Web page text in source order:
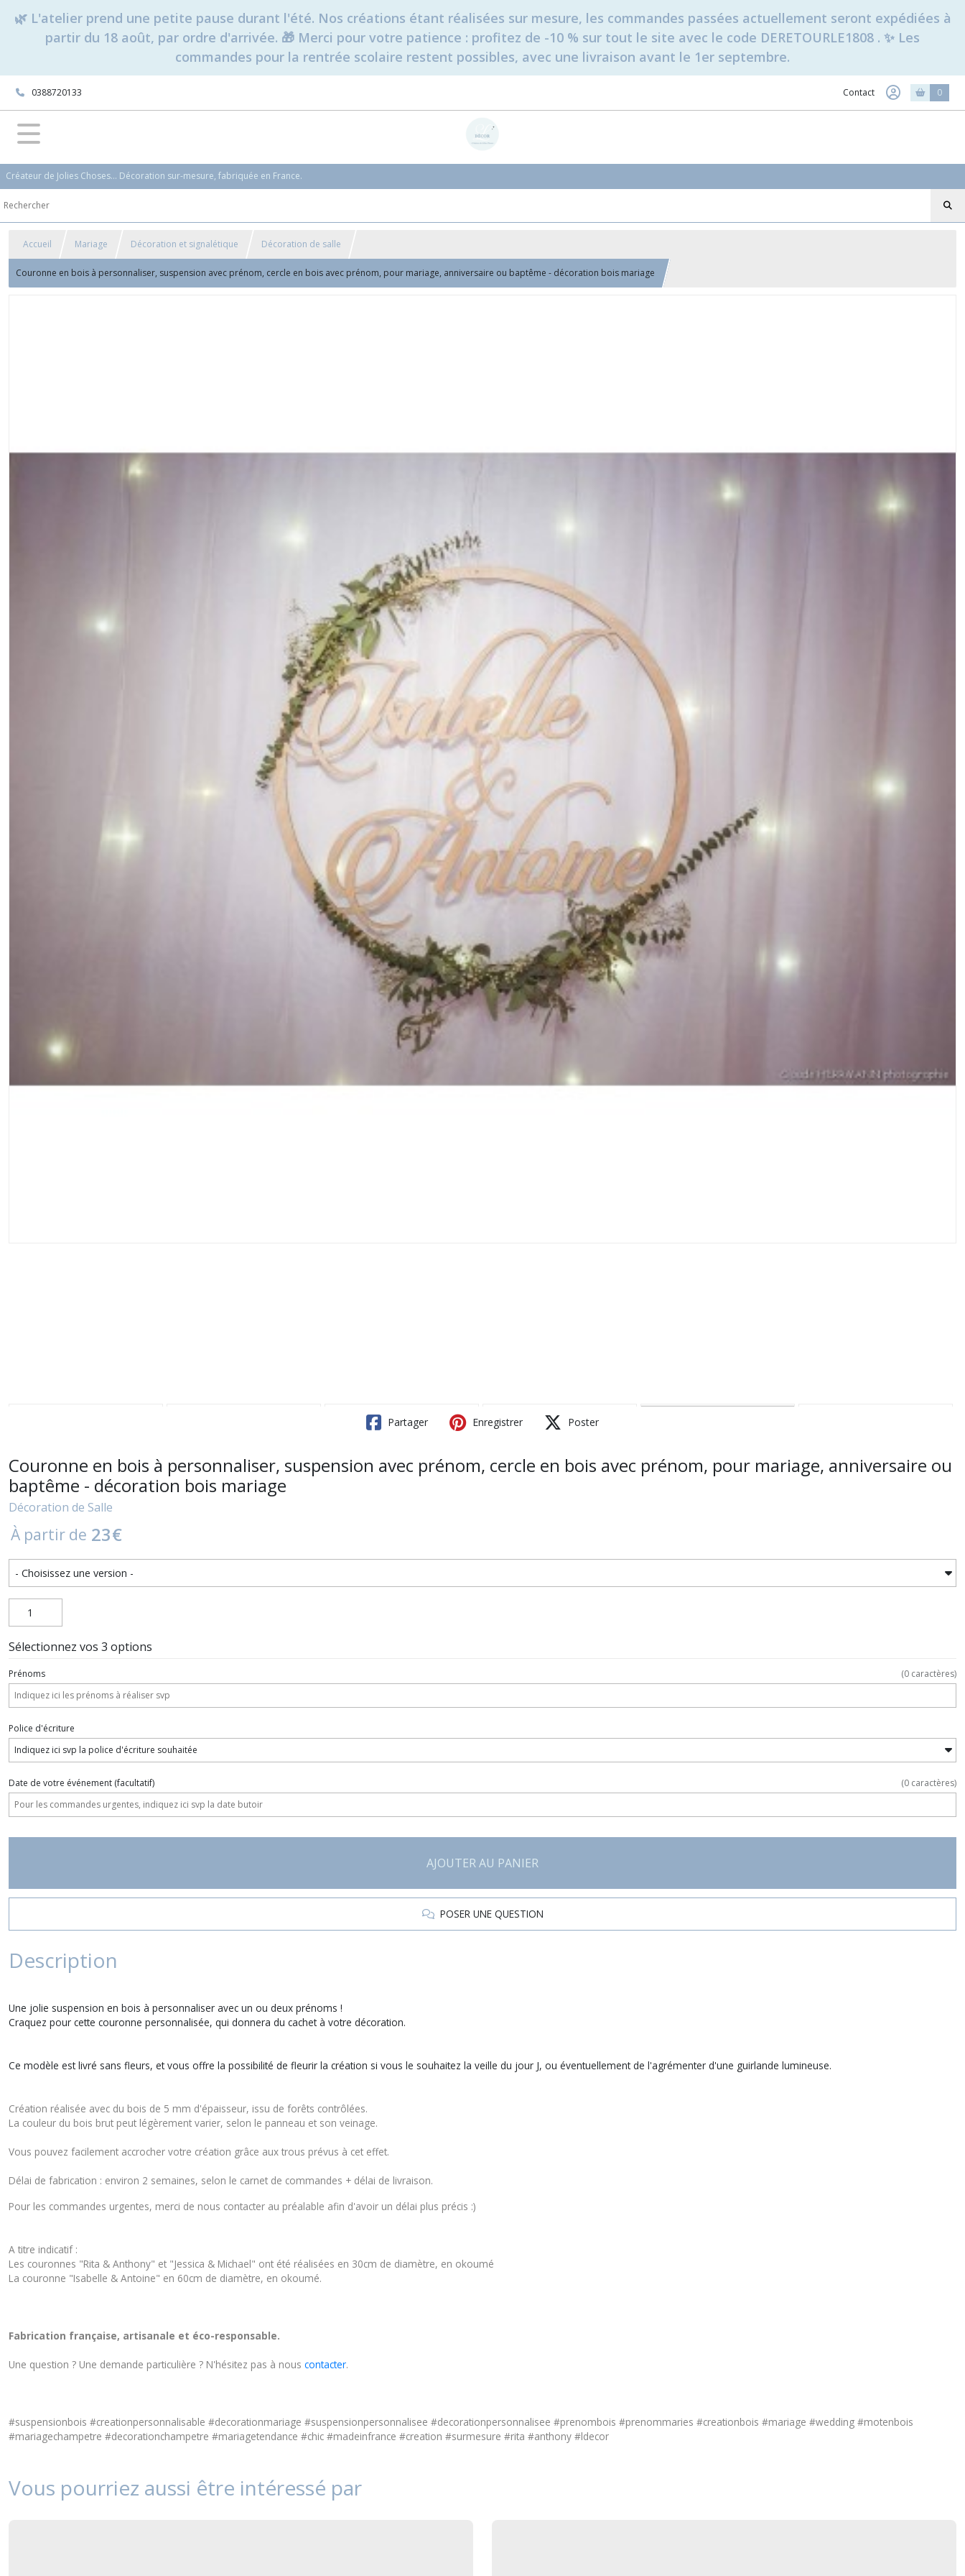
🌿 L'atelier prend une petite pause durant l'été. Nos créations étant réalisées sur mesure, les commandes passées actuellement seront expédiées à
partir du 18 août, par ordre d'arrivée. 🎁 Merci pour votre patience : profitez de -10 % sur tout le site avec le code DERETOURLE1808 . ✨ Les
commandes pour la rentrée scolaire restent possibles, avec une livraison avant le 1er septembre.
0388720133 Contact 0
Créateur de Jolies Choses... Décoration sur-mesure, fabriquée en France.
Accueil Mariage Décoration et signalétique Décoration de salle
Couronne en bois à personnaliser, suspension avec prénom, cercle en bois avec prénom, pour mariage, anniversaire ou baptême - décoration bois mariage
Partager Enregistrer Poster
Couronne en bois à personnaliser, suspension avec prénom, cercle en bois avec prénom, pour mariage, anniversaire ou
baptême - décoration bois mariage
Décoration de Salle
À partir de 23€
Sélectionnez vos 3 options
Prénoms (0 caractères)
Police d'écriture
Date de votre événement (facultatif) (0 caractères)
AJOUTER AU PANIER
POSER UNE QUESTION
Description
Une jolie suspension en bois à personnaliser avec un ou deux prénoms !
Craquez pour cette couronne personnalisée, qui donnera du cachet à votre décoration.
Ce modèle est livré sans fleurs, et vous offre la possibilité de fleurir la création si vous le souhaitez la veille du jour J, ou éventuellement de l'agrémenter d'une guirlande lumineuse.
Création réalisée avec du bois de 5 mm d'épaisseur, issu de forêts contrôlées.
La couleur du bois brut peut légèrement varier, selon le panneau et son veinage.
Vous pouvez facilement accrocher votre création grâce aux trous prévus à cet effet.
Délai de fabrication : environ 2 semaines, selon le carnet de commandes + délai de livraison.
Pour les commandes urgentes, merci de nous contacter au préalable afin d'avoir un délai plus précis :)
A titre indicatif :
Les couronnes "Rita & Anthony" et "Jessica & Michael" ont été réalisées en 30cm de diamètre, en okoumé
La couronne "Isabelle & Antoine" en 60cm de diamètre, en okoumé.
Fabrication française, artisanale et éco-responsable.
Une question ? Une demande particulière ? N'hésitez pas à nous contacter.
#suspensionbois #creationpersonnalisable #decorationmariage #suspensionpersonnalisee #decorationpersonnalisee #prenombois #prenommaries #creationbois #mariage #wedding #motenbois
#mariagechampetre #decorationchampetre #mariagetendance #chic #madeinfrance #creation #surmesure #rita #anthony #ldecor
Vous pourriez aussi être intéressé par